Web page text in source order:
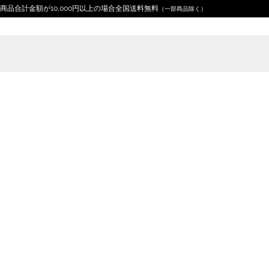
商品合計金額が10,000円以上の場合全国送料無料 （一部商品除く）